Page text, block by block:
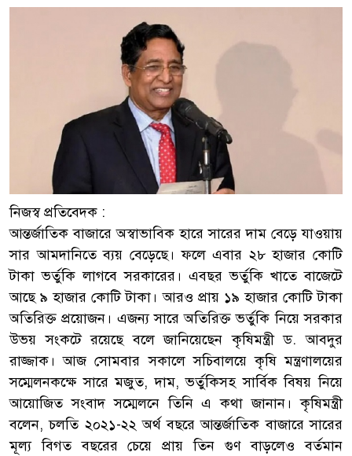
নিজস্ব প্রতিবেদক :
আন্তর্জাতিক বাজারে অস্বাভাবিক হারে সারের দাম বেড়ে যাওয়ায়
সার আমদানিতে ব্যয় বেড়েছে। ফলে এবার ২৮ হাজার কোটি
টাকা ভর্তুকি লাগবে সরকারের। এবছর ভর্তুকি খাতে বাজেটে
আছে ৯ হাজার কোটি টাকা। আরও প্রায় ১৯ হাজার কোটি টাকা
অতিরিক্ত প্রয়োজন। এজন্য সারে অতিরিক্ত ভর্তুকি নিয়ে সরকার
উভয় সংকটে রয়েছে বলে জানিয়েছেন কৃষিমন্ত্রী ড. আবদুর
রাজ্জাক। আজ সোমবার সকালে সচিবালয়ে কৃষি মন্ত্রণালয়ের
সম্মেলনকক্ষে সারে মজুত, দাম, ভর্তুকিসহ সার্বিক বিষয় নিয়ে
আয়োজিত সংবাদ সম্মেলনে তিনি এ কথা জানান। কৃষিমন্ত্রী
বলেন, চলতি ২০২১-২২ অর্থ বছরে আন্তর্জাতিক বাজারে সারের
মূল্য বিগত বছরের চেয়ে প্রায় তিন গুণ বাড়লেও বর্তমান